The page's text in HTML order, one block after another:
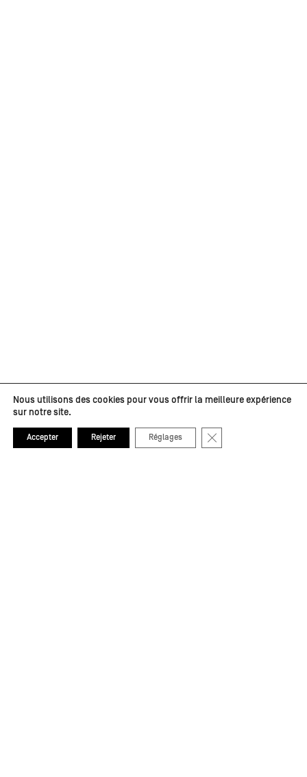
Nous utilisons des cookies pour vous offrir la meilleure expérience
sur notre site.
Accepter Rejeter Réglages Fermer la bannière